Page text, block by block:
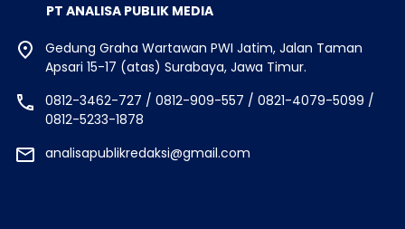
PT ANALISA PUBLIK MEDIA
Gedung Graha Wartawan PWI Jatim, Jalan Taman
Apsari 15-17 (atas) Surabaya, Jawa Timur.
0812-3462-727 / 0812-909-557 / 0821-4079-5099 /
0812-5233-1878
analisapublikredaksi@gmail.com